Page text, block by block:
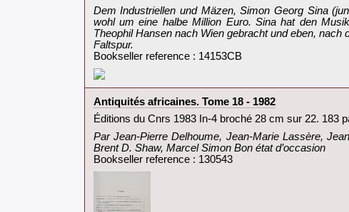
‎Dem Industriellen und Mäzen, Simon Georg Sina
wohl um eine halbe Million Euro. Sina hat den
Theophil Hansen nach Wien gebracht und eben,
Faltspur.‎
Bookseller reference : 14153CB
‎Antiquités africaines. Tome 18 - 1982‎
‎Éditions du Cnrs 1983 In-4 broché 28 cm sur 22. 183
‎Par Jean-Pierre Delhoume, Jean-Marie Lassère,
Brent D. Shaw, Marcel Simon Bon état d’occasion‎
Bookseller reference : 130543